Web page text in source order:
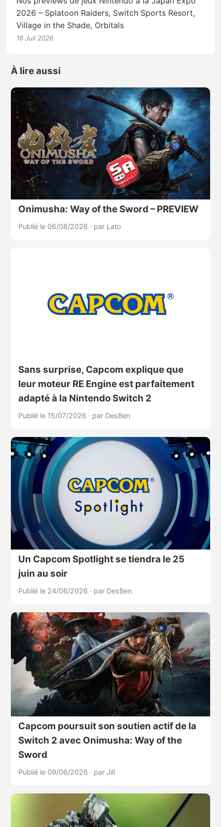
2026 – Splatoon Raiders, Switch Sports Resort,
Village in the Shade, Orbitals
16 Juil 2026
À lire aussi
Onimusha: Way of the Sword – PREVIEW
Publié le 06/08/2026 · par Lato
Sans surprise, Capcom explique que
leur moteur RE Engine est parfaitement
adapté à la Nintendo Switch 2
Publié le 15/07/2026 · par DesBen
Un Capcom Spotlight se tiendra le 25
juin au soir
Publié le 24/06/2026 · par DesBen
Capcom poursuit son soutien actif de la
Switch 2 avec Onimusha: Way of the
Sword
Publié le 09/06/2026 · par Jili